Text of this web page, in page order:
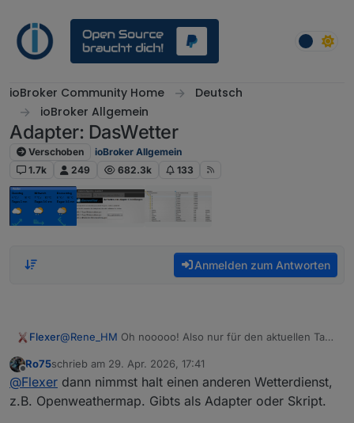
ioBroker Community Home
Deutsch
ioBroker Allgemein
Adapter: DasWetter
Verschoben
ioBroker Allgemein
1.7k
249 682.3k 133
Anmelden zum Antworten
Flexer@Rene_HM Oh nooooo! Also nur für den aktuellen Tag!
Rasenmäher usw usw benutzt teilweise 5 Tage im
voraus. Ich glaub ich kann jetzt alles erstmal
deaktivieren. Mist!
Gibts die benötigten Daten nicht mehr durch die API für
die Berechnung?
Oh gott meine vis 😫😢
Offline
Ro75schrieb am 29. Apr. 2026, 17:41
zuletzt editiert von
@Flexer dann nimmst halt einen anderen Wetterdienst,
z.B. Openweathermap. Gibts als Adapter oder Skript.